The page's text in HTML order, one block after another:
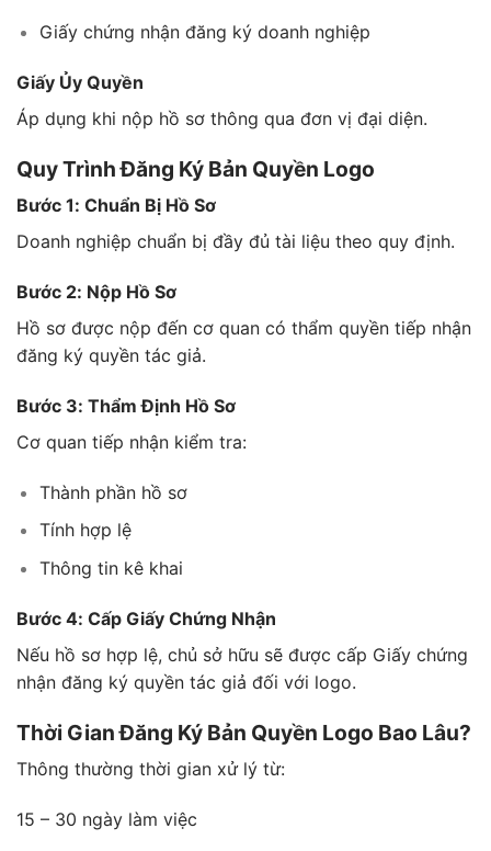
Giấy chứng nhận đăng ký doanh nghiệp
Giấy Ủy Quyền
Áp dụng khi nộp hồ sơ thông qua đơn vị đại diện.
Quy Trình Đăng Ký Bản Quyền Logo
Bước 1: Chuẩn Bị Hồ Sơ
Doanh nghiệp chuẩn bị đầy đủ tài liệu theo quy định.
Bước 2: Nộp Hồ Sơ
Hồ sơ được nộp đến cơ quan có thẩm quyền tiếp nhận
đăng ký quyền tác giả.
Bước 3: Thẩm Định Hồ Sơ
Cơ quan tiếp nhận kiểm tra:
Thành phần hồ sơ
Tính hợp lệ
Thông tin kê khai
Bước 4: Cấp Giấy Chứng Nhận
Nếu hồ sơ hợp lệ, chủ sở hữu sẽ được cấp Giấy chứng
nhận đăng ký quyền tác giả đối với logo.
Thời Gian Đăng Ký Bản Quyền Logo Bao Lâu?
Thông thường thời gian xử lý từ:
15 – 30 ngày làm việc